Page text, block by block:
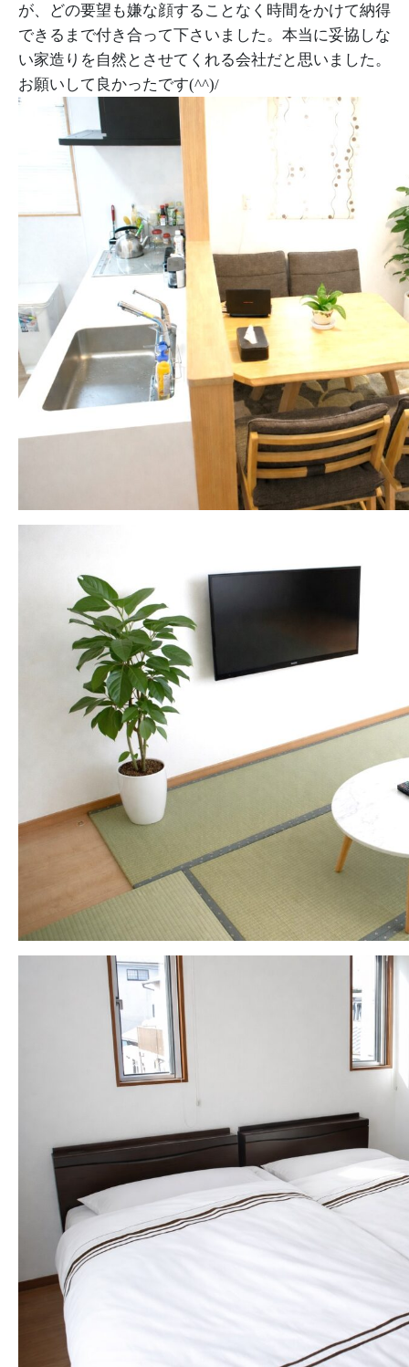
が、どの要望も嫌な顔することなく時間をかけて納得
できるまで付き合って下さいました。本当に妥協しな
い家造りを自然とさせてくれる会社だと思いました。
お願いして良かったです(^^)/